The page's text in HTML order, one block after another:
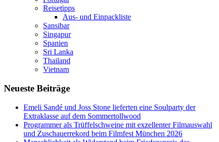
Reisetipps
Aus- und Einpackliste
Sansibar
Singapur
Spanien
Sri Lanka
Thailand
Vietnam
Neueste Beiträge
Emeli Sandé und Joss Stone lieferten eine Soulparty der
Extraklasse auf dem Sommertollwood
Programmer als Trüffelschweine mit exzellenter Filmauswahl
und Zuschauerrekord beim Filmfest München 2026